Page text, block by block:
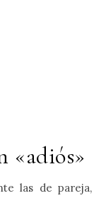
«adiós»